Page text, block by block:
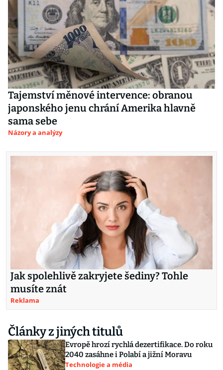
Tajemství měnové intervence: obranou
japonského jenu chrání Amerika hlavně
sama sebe
Názory a analýzy
Jak spolehlivě zakryjete šediny? Tohle
musíte znát
Reklama
Články z jiných titulů
Evropě hrozí rychlá dezertifikace. Do roku
2040 zasáhne i Polabí a jižní Moravu
Technologie a média